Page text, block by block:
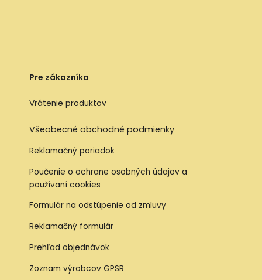
Pre zákazníka
Vrátenie produktov
Všeobecné obchodné podmienky
Reklamačný poriadok
Poučenie o ochrane osobných údajov a
používaní cookies
Formulár na odstúpenie od zmluvy
Reklamačný formulár
Prehľad objednávok
Zoznam výrobcov GPSR